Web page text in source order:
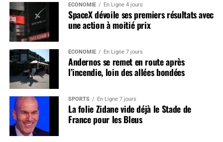
ÉCONOMIE En Ligne 4 jours
SpaceX dévoile ses premiers résultats avec
une action à moitié prix
ÉCONOMIE En Ligne 7 jours
Andernos se remet en route après
l’incendie, loin des allées bondées
SPORTS En Ligne 7 jours
La folie Zidane vide déjà le Stade de
France pour les Bleus